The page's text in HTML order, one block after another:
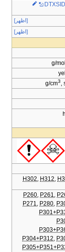
[اظهر]
[اظهر]
3,
H302, H312,
P260, P261,
P271, P280,
P304+P312,